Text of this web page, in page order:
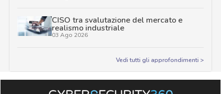
CISO tra svalutazione del mercato e
realismo industriale
03 Ago 2026
Vedi tutti gli approfondimenti >